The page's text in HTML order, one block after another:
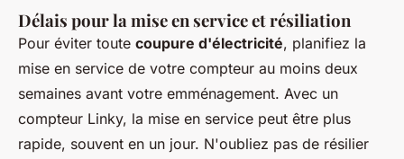
Délais pour la mise en service et résiliation
Pour éviter toute coupure d'électricité, planifiez la
mise en service de votre compteur au moins deux
semaines avant votre emménagement. Avec un
compteur Linky, la mise en service peut être plus
rapide, souvent en un jour. N'oubliez pas de résilier